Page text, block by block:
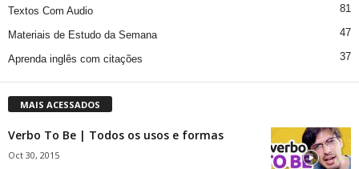
Textos Com Audio 81
Materiais de Estudo da Semana 47
Aprenda inglês com citações 37
MAIS ACESSADOS
Verbo To Be | Todos os usos e formas
Oct 30, 2015